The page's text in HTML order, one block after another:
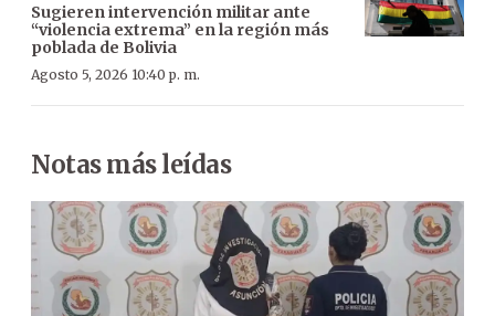
Sugieren intervención militar ante
“violencia extrema” en la región más
poblada de Bolivia
Agosto 5, 2026 10:40 p. m.
Notas más leídas